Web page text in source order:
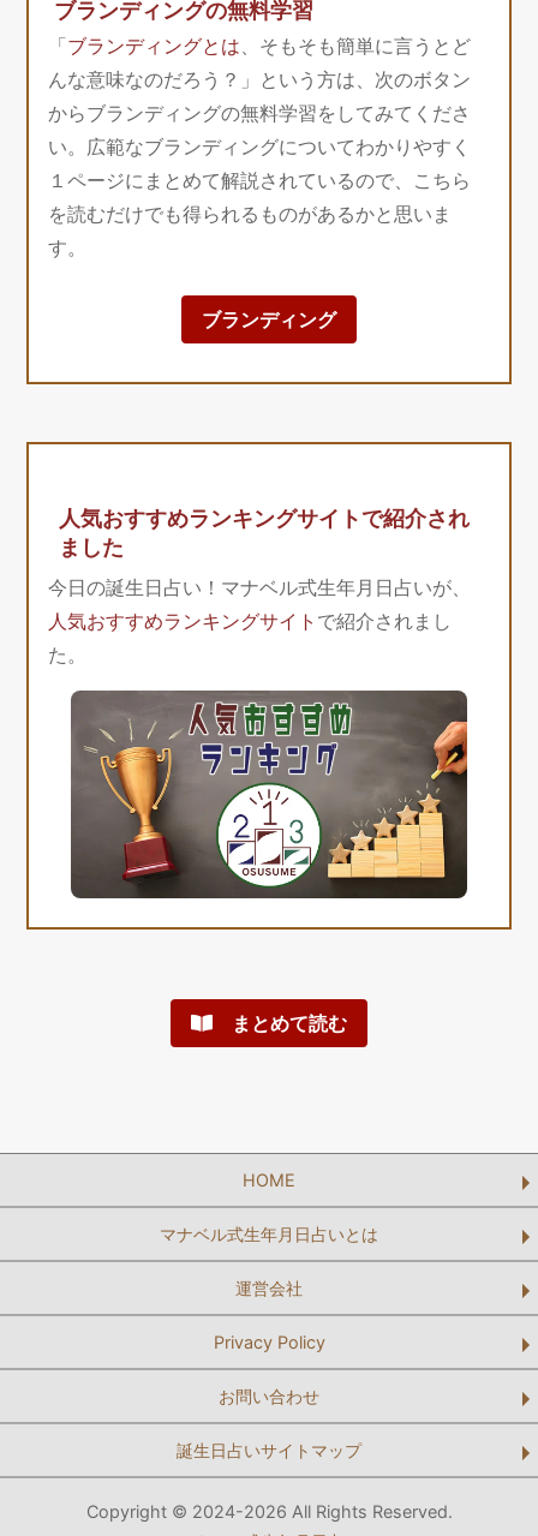
ブランディングの無料学習
「ブランディングとは、そもそも簡単に言うとど
んな意味なのだろう？」という方は、次のボタン
からブランディングの無料学習をしてみてくださ
い。広範なブランディングについてわかりやすく
１ページにまとめて解説されているので、こちら
を読むだけでも得られるものがあるかと思いま
す。
ブランディング
人気おすすめランキングサイトで紹介され
ました
今日の誕生日占い！マナベル式生年月日占いが、
人気おすすめランキングサイト で紹介されまし
た。
まとめて読む
HOME
マナベル式生年月日占いとは
運営会社
Privacy Policy
お問い合わせ
誕生日占いサイトマップ
Copyright © 2024-2026 All Rights Reserved.